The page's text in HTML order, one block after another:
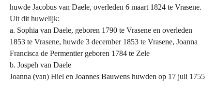
huwde Jacobus van Daele, overleden 6 maart 1824 te Vrasene.
Uit dit huwelijk:
a. Sophia van Daele, geboren 1790 te Vrasene en overleden
1853 te Vrasene, huwde 3 december 1853 te Vrasene, Joanna
Francisca de Permentier geboren 1784 te Zele
b. Jospeh van Daele
Joanna (van) Hiel en Joannes Bauwens huwden op 17 juli 1755